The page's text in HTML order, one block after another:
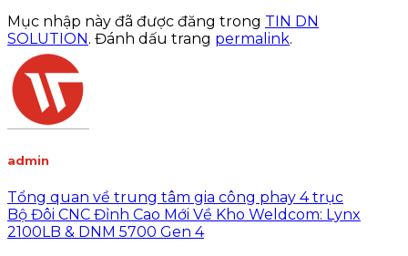
Mục nhập này đã được đăng trong TIN DN
SOLUTION . Đánh dấu trang permalink.
admin
Tổng quan về trung tâm gia công phay 4 trục
Bộ Đôi CNC Đỉnh Cao Mới Về Kho Weldcom: Lynx
2100LB & DNM 5700 Gen 4